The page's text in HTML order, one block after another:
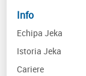
Info
Echipa Jeka
Istoria Jeka
Cariere